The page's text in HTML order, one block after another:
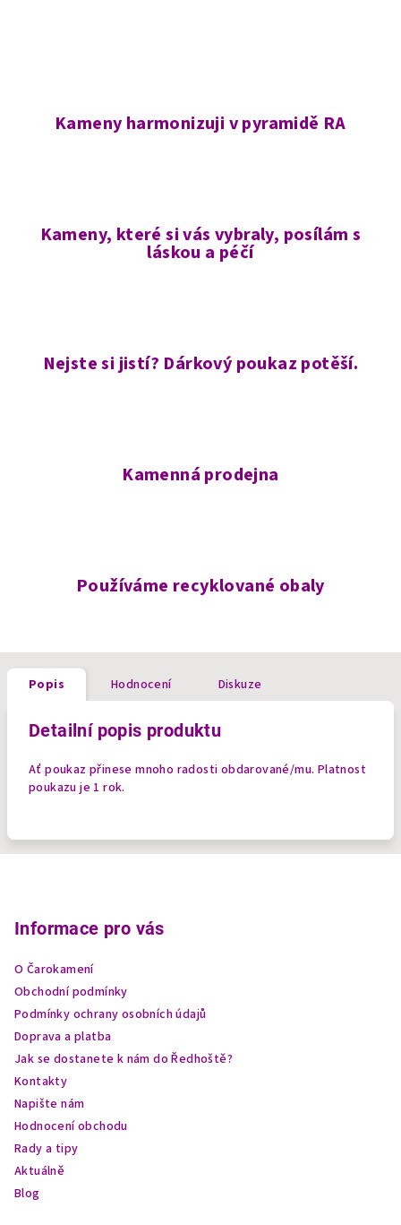
Kameny harmonizuji v pyramidě RA
Kameny, které si vás vybraly, posílám s
láskou a péčí
Nejste si jistí? Dárkový poukaz potěší.
Kamenná prodejna
Používáme recyklované obaly
Popis Hodnocení Diskuze
Detailní popis produktu
Ať poukaz přinese mnoho radosti obdarované/mu. Platnost
poukazu je 1 rok.
Informace pro vás
O Čarokamení
Obchodní podmínky
Podmínky ochrany osobních údajů
Doprava a platba
Jak se dostanete k nám do Ředhoště?
Kontakty
Napište nám
Hodnocení obchodu
Rady a tipy
Aktuálně
Blog